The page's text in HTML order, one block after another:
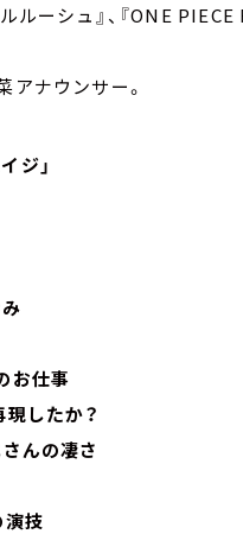
ーシュ』、『ONE
アナウンサー。
ジ」
お仕事
したか？
んの凄さ
演技